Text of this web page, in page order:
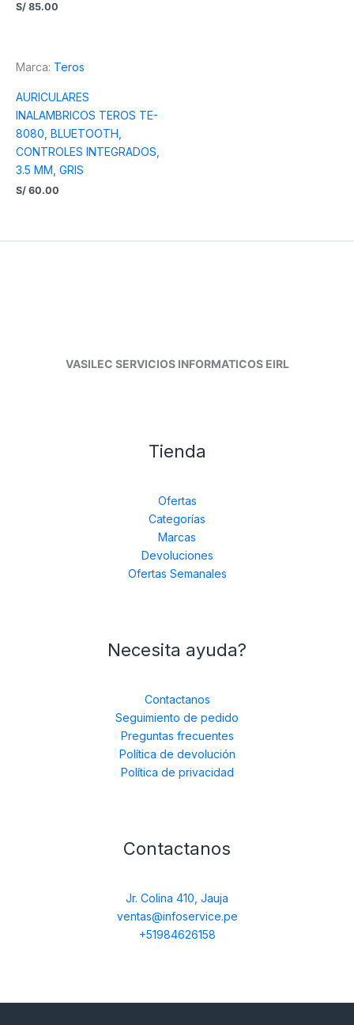
S/ 85.00
Marca: Teros
AURICULARES
INALAMBRICOS TEROS TE-
8080, BLUETOOTH,
CONTROLES INTEGRADOS,
3.5 MM, GRIS
S/ 60.00
VASILEC SERVICIOS INFORMATICOS EIRL
Tienda
Ofertas
Categorías
Marcas
Devoluciones
Ofertas Semanales
Necesita ayuda?
Contactanos
Seguimiento de pedido
Preguntas frecuentes
Política de devolución
Política de privacidad
Contactanos
Jr. Colina 410, Jauja
ventas@infoservice.pe
+51984626158